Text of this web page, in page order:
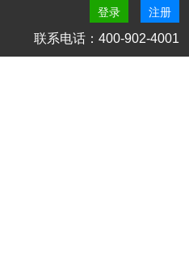
登录 注册
联系电话：400-902-4001